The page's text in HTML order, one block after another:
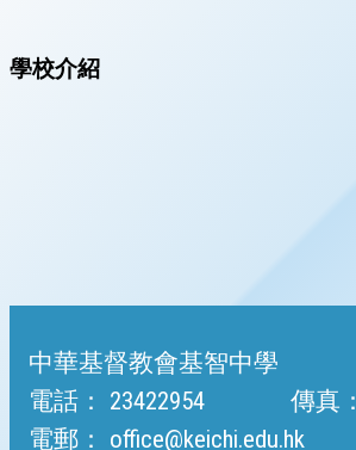
學校介紹
中華基督教會基智中學
電話：
23422954 傳真：
電郵：
office@keichi.edu.hk